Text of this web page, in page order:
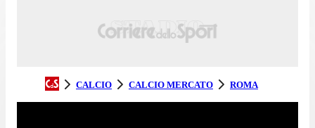
CALCIO CALCIO MERCATO ROMA